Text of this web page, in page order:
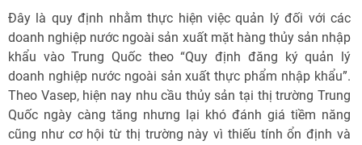
Đây là quy định nhằm thực hiện việc quản lý đối với các
doanh nghiệp nước ngoài sản xuất mặt hàng thủy sản nhập
khẩu vào Trung Quốc theo “Quy định đăng ký quản lý
doanh nghiệp nước ngoài sản xuất thực phẩm nhập khẩu”.
Theo Vasep, hiện nay nhu cầu thủy sản tại thị trường Trung
Quốc ngày càng tăng nhưng lại khó đánh giá tiềm năng
cũng như cơ hội từ thị trường này vì thiếu tính ổn định và